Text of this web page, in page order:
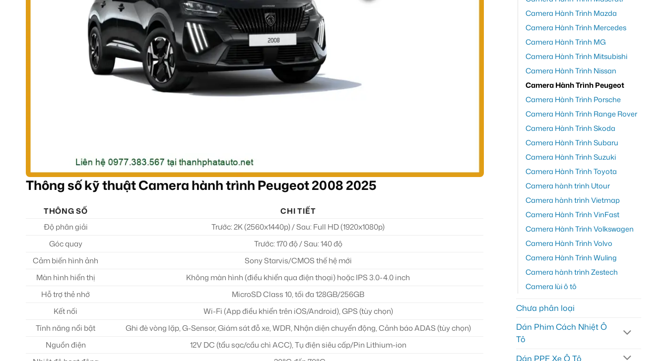
Thông số kỹ thuật Camera hành trình Peugeot 2008 2025
THÔNG SỐ
CHI TIẾT
Độ phân giải
Trước: 2K (2560x1440p) / Sau: Full HD (1920x1080p)
Góc quay
Trước: 170 độ / Sau: 140 độ
Cảm biến hình ảnh
Sony Starvis/CMOS thế hệ mới
Màn hình hiển thị
Không màn hình (điều khiển qua điện thoại) hoặc IPS 3.0-4.0 inch
Hỗ trợ thẻ nhớ
MicroSD Class 10, tối đa 128GB/256GB
Kết nối
Wi-Fi (App điều khiển trên iOS/Android), GPS (tùy chọn)
Tính năng nổi bật
Ghi đè vòng lặp, G-Sensor, Giám sát đỗ xe, WDR, Nhận diện chuyển động, Cảnh báo ADAS (tùy chọn)
Nguồn điện
12V DC (tẩu sạc/cầu chì ACC), Tụ điện siêu cấp/Pin Lithium-ion
Camera Hành Trình Mazda
Camera Hành Trình Mercedes
Camera Hành Trình MG
Camera Hành Trình Mitsubishi
Camera Hành Trình Nissan
Camera Hành Trình Peugeot
Camera Hành Trình Porsche
Camera Hành Trình Range Rover
Camera Hành Trình Skoda
Camera Hành Trình Subaru
Camera Hành Trình Suzuki
Camera Hành Trình Toyota
Camera hành trình Utour
Camera hành trình Vietmap
Camera Hành Trình VinFast
Camera Hành Trình Volkswagen
Camera Hành Trình Volvo
Camera Hành Trình Wuling
Camera hành trình Zestech
Camera lùi ô tô
Chưa phân loại
Dán Phim Cách Nhiệt Ô
Tô
Dán PPF Xe Ô Tô